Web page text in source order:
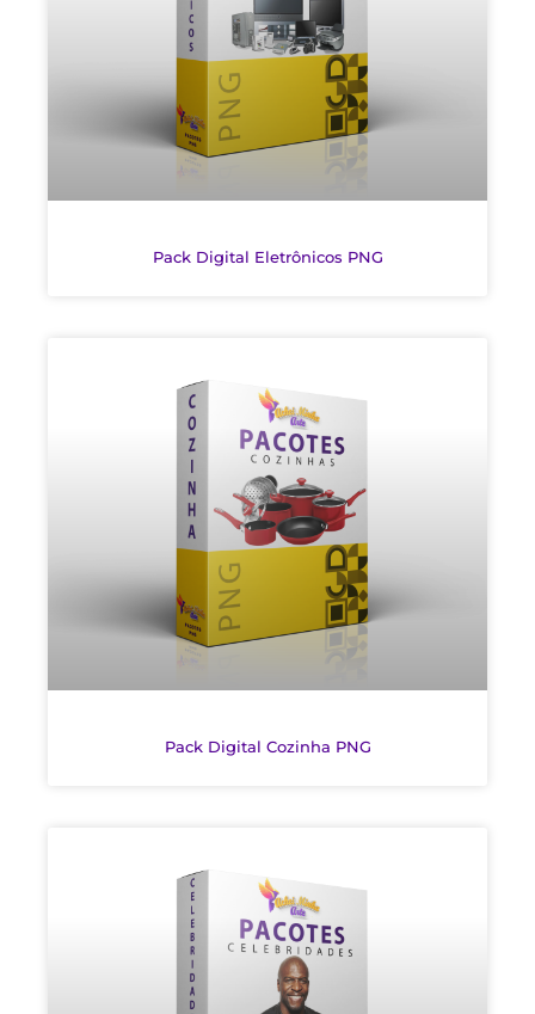
Pack Digital Eletrônicos PNG
Pack Digital Cozinha PNG